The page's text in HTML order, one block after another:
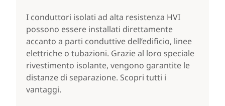
I conduttori isolati ad alta resistenza HVI
possono essere installati direttamente
accanto a parti conduttive dell’edificio, linee
elettriche o tubazioni. Grazie al loro speciale
rivestimento isolante, vengono garantite le
distanze di separazione. Scopri tutti i
vantaggi.